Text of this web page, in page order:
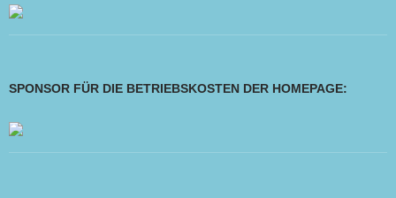
SPONSOR FÜR DIE BETRIEBSKOSTEN DER HOMEPAGE: